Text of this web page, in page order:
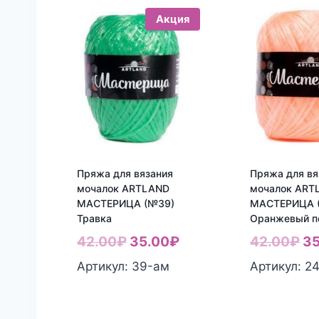
Акция
Пряжа для вязания
мочалок ARTLAND
МАСТЕРИЦА (№39)
Травка
42.00₽ Первоначальная
цена
35.00₽Текущая
Артикул: 39-aм
Пряжа для
мочалок
МАСТЕРИЦА
Оранжевый
42.00₽
Артикул: